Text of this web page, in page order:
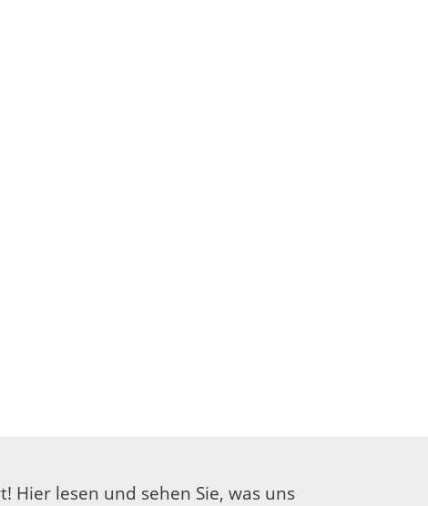
Hier lesen und sehen Sie, was uns